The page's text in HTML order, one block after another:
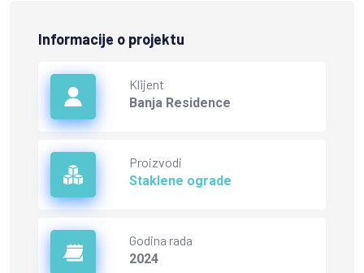
Informacije o projektu
Klijent
Banja Residence
Proizvodi
Staklene ograde
Godina rada
2024